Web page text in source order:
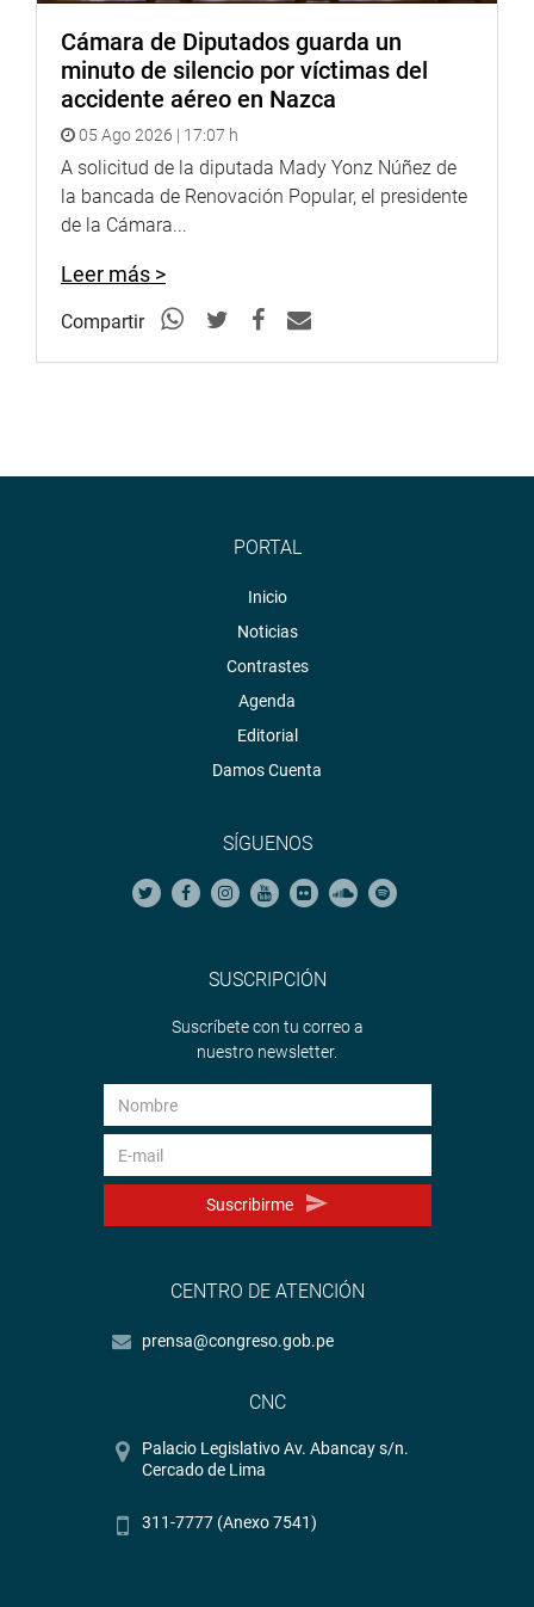
Cámara de Diputados guarda un
minuto de silencio por víctimas del
accidente aéreo en Nazca
05 Ago 2026 | 17:07 h
A solicitud de la diputada Mady Yonz Núñez de
la bancada de Renovación Popular, el presidente
de la Cámara...
Leer más >
Compartir
PORTAL
Inicio
Noticias
Contrastes
Agenda
Editorial
Damos Cuenta
SÍGUENOS
SUSCRIPCIÓN
Suscríbete con tu correo a
nuestro newsletter.
Suscribirme
CENTRO DE ATENCIÓN
prensa@congreso.gob.pe
CNC
Palacio Legislativo Av. Abancay s/n.
Cercado de Lima
311-7777 (Anexo 7541)